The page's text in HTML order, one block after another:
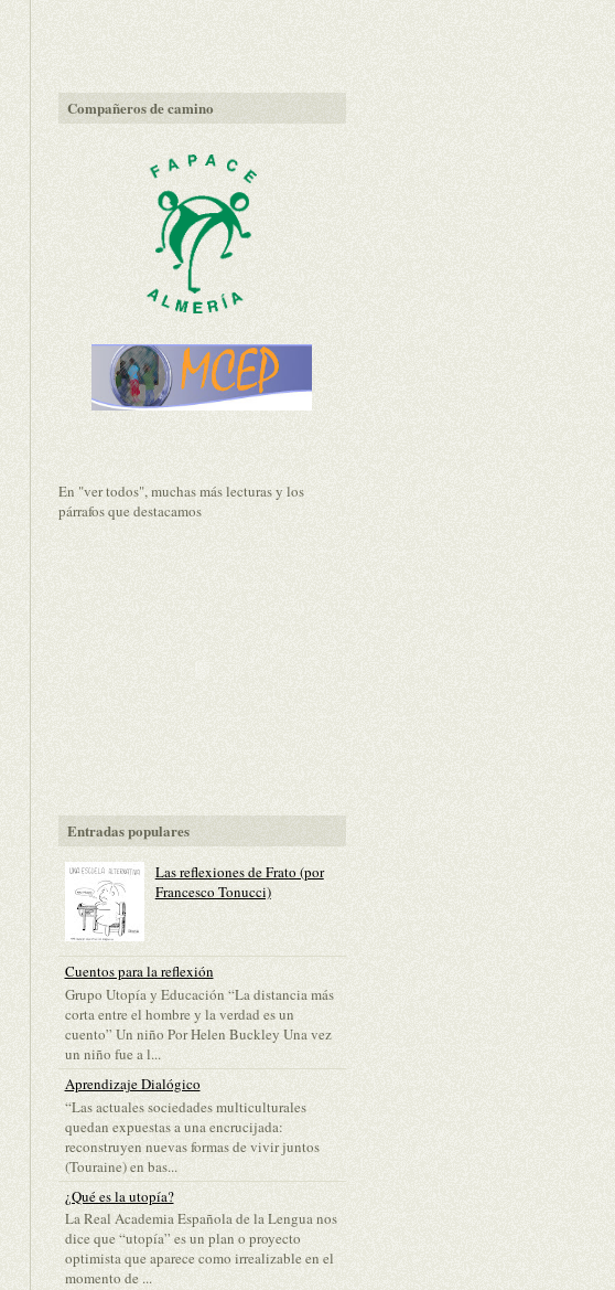
Compañeros de camino
En "ver todos", muchas más lecturas y los
párrafos que destacamos
Entradas populares
Las reflexiones de Frato (por
Francesco Tonucci)
Cuentos para la reflexión
Grupo Utopía y Educación “La distancia más
corta entre el hombre y la verdad es un
cuento” Un niño Por Helen Buckley Una vez
un niño fue a l...
Aprendizaje Dialógico
“Las actuales sociedades multiculturales
quedan expuestas a una encrucijada:
reconstruyen nuevas formas de vivir juntos
(Touraine) en bas...
¿Qué es la utopía?
La Real Academia Española de la Lengua nos
dice que “utopía” es un plan o proyecto
optimista que aparece como irrealizable en el
momento de ...